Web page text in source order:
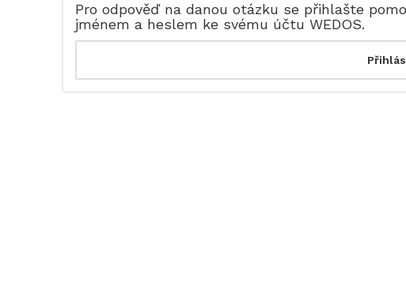
Pro odpověď na danou otázku se přihlašte
jménem a heslem ke svému účtu WEDOS.